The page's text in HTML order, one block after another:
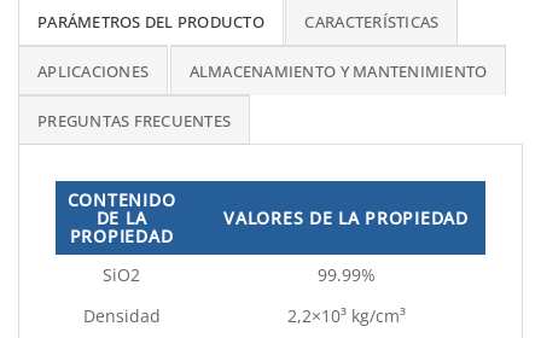
PARÁMETROS DEL PRODUCTO CARACTERÍSTICAS
APLICACIONES ALMACENAMIENTO Y MANTENIMIENTO
PREGUNTAS FRECUENTES
CONTENIDO
DE LA
PROPIEDAD
VALORES DE LA PROPIEDAD
SiO2
99.99%
Densidad
2,2×10³ kg/cm³